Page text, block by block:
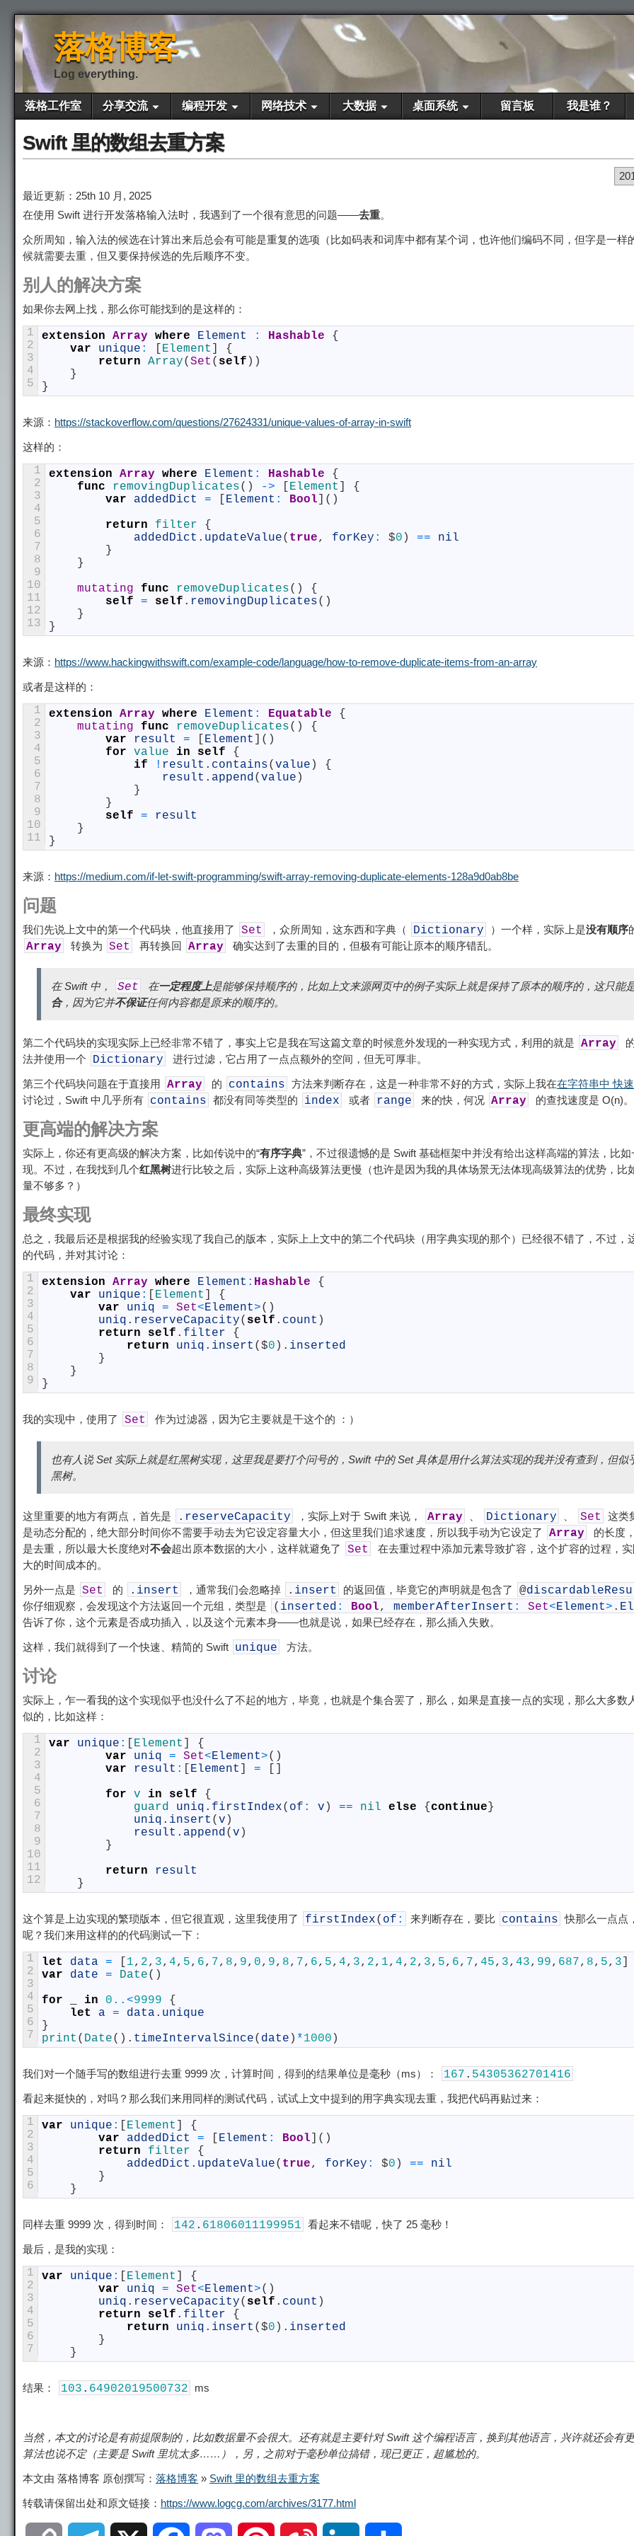
落格博客
Log everything.
落格工作室 分享交流 编程开发 网络技术 大数据 桌面系统 留言板 我是谁？
Swift 里的数组去重方案
最近更新：25th 10 月, 2025
在使用 Swift 进行开发落格输入法时，我遇到了一个很有意思的问题——去重。
众所周知，输入法的候选在计算出来后总会有可能是重复的选项（比如码表和词库中都有某个词，也许他们编码不同，但字是一样
候就需要去重，但又要保持候选的先后顺序不变。
别人的解决方案
如果你去网上找，那么你可能找到的是这样的：
1
2
3
4
5
extension Array where Element : Hashable
{
var
unique : Element
{
return
Array( Set ( self ) )
}
}
来源： https://stackoverflow.com/questions/27624331/unique-values-of-array-in-swift
这样的：
1
2
3
4
5
6
7
8
9
10
11
12
13
extension Array where Element : Hashable
{
func
removingDuplicates( ) -> Element
{
var
addedDict = Element : Bool ( )
return
filter
{
addedDict . updateValue( true, forKey : $0 ) ==
nil
}
}
mutating
func removeDuplicates( )
{
self
= self . removingDuplicates( )
}
}
来源： https://www.hackingwithswift.com/example-code/language/how-to-remove-duplicate-items-from-an-array
或者是这样的：
1
2
3
4
5
6
7
8
9
10
11
extension Array where Element : Equatable
{
mutating
func removeDuplicates( )
{
var
result = Element ( )
for
value in self
{
if
! result . contains( value )
{
result . append( value )
}
}
self
=
result
}
}
来源： https://medium.com/if-let-swift-programming/swift-array-removing-duplicate-elements-128a9d0ab8be
问题
我们先说上文中的第一个代码块，他直接用了 Set ，众所周知，这东西和字典（ Dictionary ）一个样，实际上是没有顺序
Array 转换为 Set 再转换回 Array 确实达到了去重的目的，但极有可能让原本的顺序错乱。
在 Swift 中， Set 在一定程度上是能够保持顺序的，比如上文来源网页中的例子实际上就是保持了原本的顺序的，这只能
合，因为它并不保证任何内容都是原来的顺序的。
第二个代码块的实现实际上已经非常不错了，事实上它是我在写这篇文章的时候意外发现的一种实现方式，利用的就是 Array
法并使用一个
Dictionary 进行过滤，它占用了一点点额外的空间，但无可厚非。
第三个代码块问题在于直接用 Array 的 contains 方法来判断存在，这是一种非常不好的方式，实际上我在在字符串中 快
讨论过，Swift 中几乎所有 contains 都没有同等类型的 index 或者 range 来的快，何况 Array 的查找速度是 O(n)。
更高端的解决方案
实际上，你还有更高级的解决方案，比如传说中的“有序字典”，不过很遗憾的是 Swift 基础框架中并没有给出这样高端的算法，比如
现。不过，在我找到几个红黑树进行比较之后，实际上这种高级算法更慢（也许是因为我的具体场景无法体现高级算法的优势，比
量不够多？）
最终实现
总之，我最后还是根据我的经验实现了我自己的版本，实际上上文中的第二个代码块（用字典实现的那个）已经很不错了，不过，
的代码，并对其讨论：
1
2
3
4
5
6
7
8
9
extension Array where Element : Hashable
{
var
unique : Element
{
var
uniq = Set<Element>( )
uniq . reserveCapacity( self . count )
return
self . filter
{
return
uniq . insert ( $0 ) . inserted
}
}
}
我的实现中，使用了 Set 作为过滤器，因为它主要就是干这个的 ：）
也有人说 Set 实际上就是红黑树实现，这里我是要打个问号的，Swift 中的 Set 具体是用什么算法实现的我并没有查到，但似
黑树。
这里重要的地方有两点，首先是 . reserveCapacity ，实际上对于 Swift 来说， Array Dictionary Set
这类
是动态分配的，绝大部分时间你不需要手动去为它设定容量大小，但这里我们追求速度，所以我手动为它设定了
Array
的长度
是去重，所以最大长度绝对不会超出原本数据的大小，这样就避免了 Set
在去重过程中添加元素导致扩容，这个扩容的过程，
大的时间成本的。
另外一点是 Set 的 . insert ，通常我们会忽略掉 . insert 的返回值，毕竟它的声明就是包含了 @
你仔细观察，会发现这个方法返回一个元组，类型是 ( inserted : Bool, memberAfterInsert : Set<Element> .
告诉了你，这个元素是否成功插入，以及这个元素本身——也就是说，如果已经存在，那么插入失败。
这样，我们就得到了一个快速、精简的 Swift unique 方法。
讨论
实际上，乍一看我的这个实现似乎也没什么了不起的地方，毕竟，也就是个集合罢了，那么，如果是直接一点的实现，那么大多数
似的，比如这样：
1
2
3
4
5
6
7
8
9
10
11
12
var unique : Element
{
var
uniq = Set<Element>( )
var
result : Element =
for
v in self
{
guard uniq . firstIndex( of : v ) == nil else {continue }
uniq . insert ( v )
result . append( v )
}
return
result
}
这个算是上边实现的繁琐版本，但它很直观，这里我使用了 firstIndex( of : 来判断存在，要比 contains 快那么一点点
呢？我们来用这样的的代码测试一下：
1
2
3
4
5
6
7
let data = 1, 2, 3, 4, 5, 6, 7, 8, 9, 0, 9, 8, 7, 6, 5, 4, 3, 2, 1, 4, 2, 3, 5, 6, 7, 45, 3, 43, 99, 687, 8, 5, 3
var
date = Date( )
for
in 0 .. <9999
{
let
a = data . unique
}
print ( Date( ) . timeIntervalSince( date ) *1000 )
我们对一个随手写的数组进行去重 9999 次，计算时间，得到的结果单位是毫秒（ms）： 167 . 54305362701416
看起来挺快的，对吗？那么我们来用同样的测试代码，试试上文中提到的用字典实现去重，我把代码再贴过来：
1
2
3
4
5
6
var unique : Element
{
var
addedDict = Element : Bool ( )
return
filter
{
addedDict . updateValue( true, forKey : $0 ) ==
nil
}
}
同样去重 9999 次，得到时间： 142 . 61806011199951 看起来不错呢，快了 25 毫秒！
最后，是我的实现：
1
2
3
4
5
6
7
var unique : Element
{
var
uniq = Set<Element>( )
uniq . reserveCapacity( self . count )
return
self . filter
{
return
uniq . insert ( $0 ) . inserted
}
}
结果： 103 . 64902019500732 ms
当然，本文的讨论是有前提限制的，比如数据量不会很大。还有就是主要针对 Swift 这个编程语言，换到其他语言，兴许就还会有
算法也说不定（主要是 Swift 里坑太多……），另，之前对于毫秒单位搞错，现已更正，超尴尬的。
本文由 落格博客 原创撰写： 落格博客 » Swift 里的数组去重方案
转载请保留出处和原文链接： https://www.logcg.com/archives/3177.html